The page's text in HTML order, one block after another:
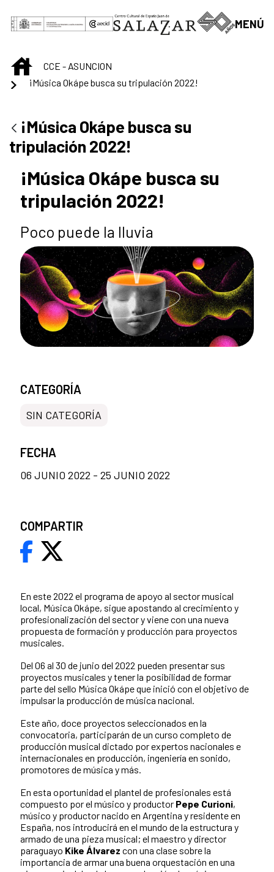
Saltar al contenido principal
MENÚ
INICIOCCE - ASUNCION
¡Música Okápe busca su tripulación 2022!
¡Música Okápe busca su
tripulación 2022!
¡Música Okápe busca su
tripulación 2022!
Poco puede la lluvia
En este 2022 el programa de apoyo al sector musical
local, Música Okápe, sigue apostando al crecimiento y
profesionalización del sector y viene con una nueva
propuesta de formación y producción para proyectos
musicales.
Del 06 al 30 de junio del 2022 pueden presentar sus
proyectos musicales y tener la posibilidad de formar
parte del sello Música Okápe que inició con el objetivo de
impulsar la producción de música nacional.
Este año, doce proyectos seleccionados en la
convocatoria, participarán de un curso completo de
producción musical dictado por expertos nacionales e
internacionales en producción, ingeniería en sonido,
promotores de música y más.
En esta oportunidad el plantel de profesionales está
compuesto por el músico y productor Pepe Curioni,
músico y productor nacido en Argentina y residente en
España, nos introducirá en el mundo de la estructura y
armado de una pieza musical; el maestro y director
paraguayo Kike Álvarez con una clase sobre la
importancia de armar una buena orquestación en una
CATEGORÍA
SIN CATEGORÍA
FECHA
06 JUNIO 2022 - 25 JUNIO 2022
COMPARTIR